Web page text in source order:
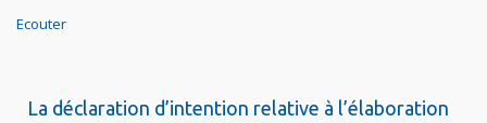
Ecouter
La déclaration d’intention relative à l’élaboration